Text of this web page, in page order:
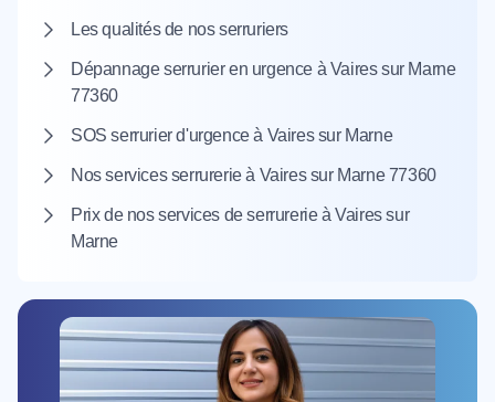
Les qualités de nos serruriers
Dépannage serrurier en urgence à Vaires sur Marne
77360
SOS serrurier d'urgence à Vaires sur Marne
Nos services serrurerie à Vaires sur Marne 77360
Prix de nos services de serrurerie à Vaires sur
Marne